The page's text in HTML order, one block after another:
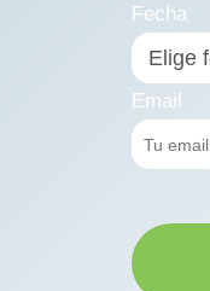
Fecha
Email